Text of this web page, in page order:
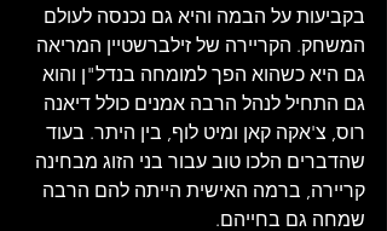
בקביעות על הבמה והיא גם נכנסה לעולם
המשחק. הקריירה של זילברשטיין המריאה
גם היא כשהוא הפך למומחה בנדל"ן והוא
גם התחיל לנהל הרבה אמנים כולל דיאנה
רוס, צ'אקה קאן ומיט לוף, בין היתר. בעוד
שהדברים הלכו טוב עבור בני הזוג מבחינה
קריירה, ברמה האישית הייתה להם הרבה
שמחה גם בחייהם.